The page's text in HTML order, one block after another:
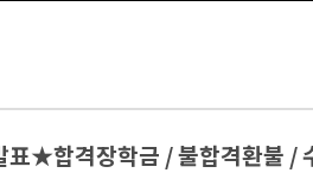
★합격장학금 / 불합격환불 /